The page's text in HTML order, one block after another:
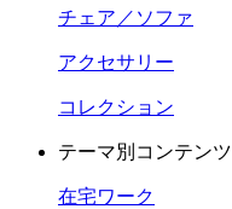
チェア／ソファ
アクセサリー
コレクション
テーマ別コンテンツ
在宅ワーク